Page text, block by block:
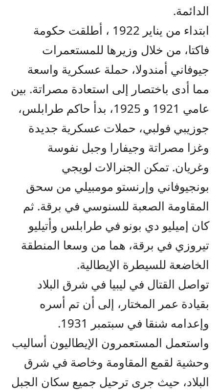
الدائمة.
ابتداء من يناير 1922 ، أطلقت حكومة
فاكتا، من خلال وزيرها للمستعمرات
جيوفاني أمندولا، حملة عسكرية واسعة
مما أدى باختصار إلى استعادة مصراتة. بين
عامي 1921 و 1925، بدأ حاكم طرابلس،
جوزيبي فولبي، حملات عسكرية جديدة
وغزا مصراتة وجيفارا وجبل نفوسة
وغريان. تمكن الجنرالات لويجي
بونجيوفاني وإرنستو مومبيلي من سحق
المقاومة الصعبة للسنوسي في برقة. ثم
كان إميليو دي بونو في طرابلس وأتيليو
تيروزي في برقة، هما من وسعا المنطقة
الخاضعة للسيطرة الإيطالية.
تواصل القتال في ليبيا في شرق البلاد
بقيادة عمر المختار، إلى أن تم أسره
وإعدامه شنقا في سبتمبر 1931.
واستعمل المستعمرون الإيطاليون أساليب
وحشية لقمع المقاومة وخاصة في شرق
البلاد، حيث جرى ترحيل جميع سكان الجبل